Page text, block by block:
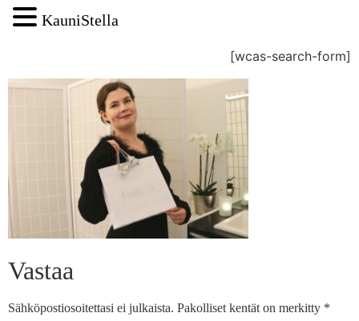
[wcas-search-form]
Vastaa
Sähköpostiosoitettasi ei julkaista. Pakolliset kentät on merkitty *
KauniStella